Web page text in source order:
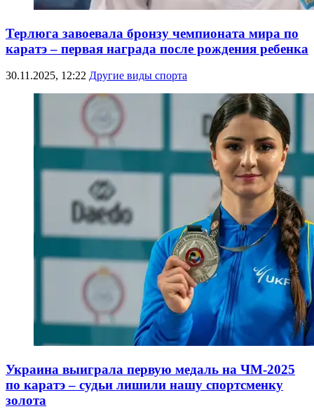
Терлюга завоевала бронзу чемпионата мира по
каратэ – первая награда после рождения ребенка
30.11.2025, 12:22 Другие виды спорта
Украина выиграла первую медаль на ЧМ-2025
по каратэ – судьи лишили нашу спортсменку
золота